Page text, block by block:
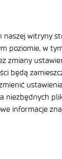
naszej witryny
poziomie, w
zmiany
będą
niezbędnych
informacje